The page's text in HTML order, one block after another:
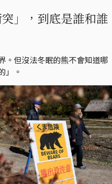
」，到底是誰和誰
。但沒法冬眠的熊不會知道哪
」。